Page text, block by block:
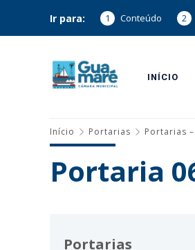
Ir para: 1 Conteúdo 2
INÍCIO
Início Portarias Portarias –
Portaria
Portarias